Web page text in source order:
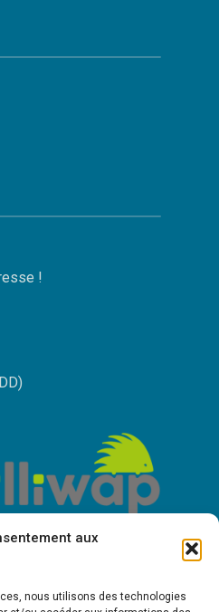
aux
nous utilisons des technologies
!